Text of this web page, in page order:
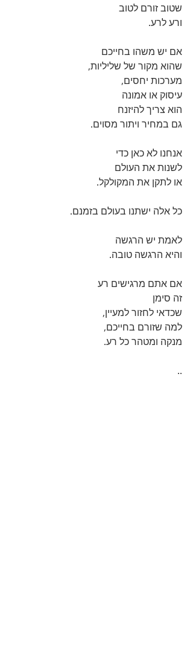
שטוב זורם לטוב
ורע לרע.
אם יש משהו בחייכם
שהוא מקור של שליליות,
מערכות יחסים,
עיסוק או אמונה
הוא צריך להיזנח
גם במחיר ויתור מסוים.
אנחנו לא כאן כדי
לשנות את העולם
או לתקן את המקולקל.
כל אלה ישתנו בעולם בזמנם.
לאמת יש הרגשה
והיא הרגשה טובה.
אם אתם מרגישים רע
זה סימן
שכדאי לחזור למעיין,
למה שזורם בחייכם,
מנקה ומטהר כל רע.
..